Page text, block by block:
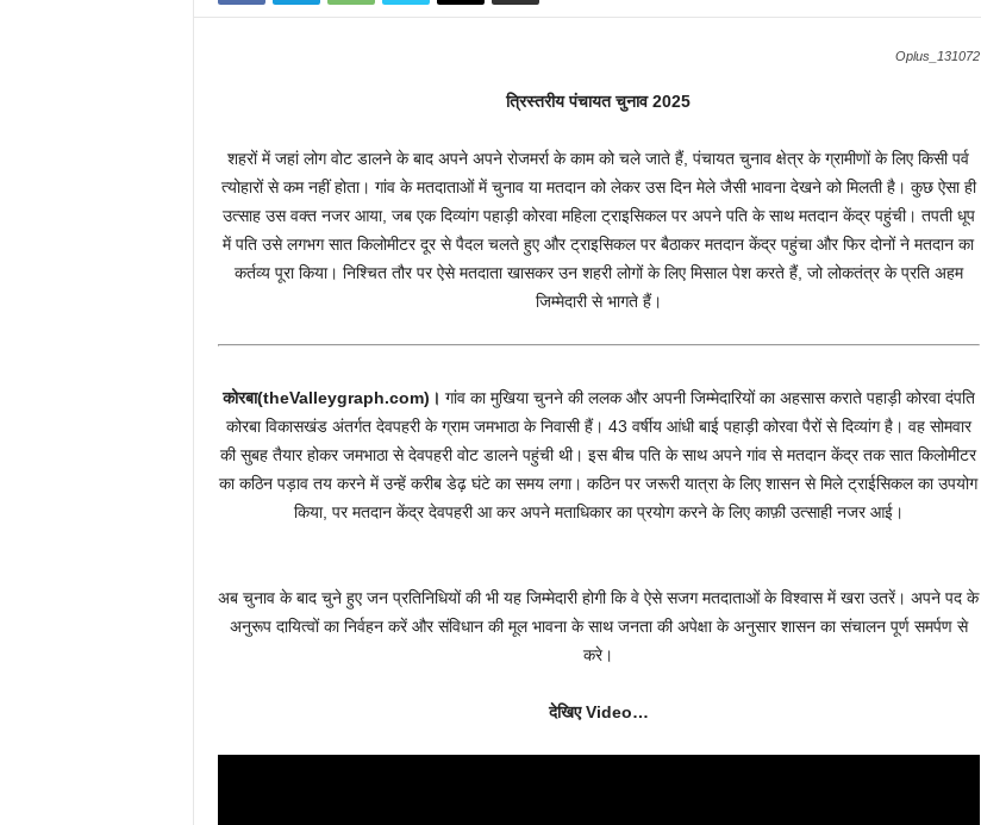
Oplus_131072
त्रिस्तरीय पंचायत चुनाव 2025
शहरों में जहां लोग वोट डालने के बाद अपने अपने रोजमर्रा के काम को चले जाते हैं, पंचायत चुनाव क्षेत्र के ग्रामीणों के लिए किसी पर्व
त्योहारों से कम नहीं होता। गांव के मतदाताओं में चुनाव या मतदान को लेकर उस दिन मेले जैसी भावना देखने को मिलती है। कुछ ऐसा ही
उत्साह उस वक्त नजर आया, जब एक दिव्यांग पहाड़ी कोरवा महिला ट्राइसिकल पर अपने पति के साथ मतदान केंद्र पहुंची। तपती धूप
में पति उसे लगभग सात किलोमीटर दूर से पैदल चलते हुए और ट्राइसिकल पर बैठाकर मतदान केंद्र पहुंचा और फिर दोनों ने मतदान का
कर्तव्य पूरा किया। निश्चित तौर पर ऐसे मतदाता खासकर उन शहरी लोगों के लिए मिसाल पेश करते हैं, जो लोकतंत्र के प्रति अहम
जिम्मेदारी से भागते हैं।
कोरबा(theValleygraph.com)। गांव का मुखिया चुनने की ललक और अपनी जिम्मेदारियों का अहसास कराते पहाड़ी कोरवा दंपति
कोरबा विकासखंड अंतर्गत देवपहरी के ग्राम जमभाठा के निवासी हैं। 43 वर्षीय आंधी बाई पहाड़ी कोरवा पैरों से दिव्यांग है। वह सोमवार
की सुबह तैयार होकर जमभाठा से देवपहरी वोट डालने पहुंची थी। इस बीच पति के साथ अपने गांव से मतदान केंद्र तक सात किलोमीटर
का कठिन पड़ाव तय करने में उन्हें करीब डेढ़ घंटे का समय लगा। कठिन पर जरूरी यात्रा के लिए शासन से मिले ट्राईसिकल का उपयोग
किया, पर मतदान केंद्र देवपहरी आ कर अपने मताधिकार का प्रयोग करने के लिए काफ़ी उत्साही नजर आई।
अब चुनाव के बाद चुने हुए जन प्रतिनिधियों की भी यह जिम्मेदारी होगी कि वे ऐसे सजग मतदाताओं के विश्वास में खरा उतरें। अपने पद के
अनुरूप दायित्वों का निर्वहन करें और संविधान की मूल भावना के साथ जनता की अपेक्षा के अनुसार शासन का संचालन पूर्ण समर्पण से
करे।
देखिए Video…